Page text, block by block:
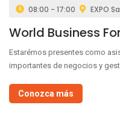
08:00 - 17:00 EXPO
World Business
Estarémos presentes como
importantes de negocios y
Conozca más